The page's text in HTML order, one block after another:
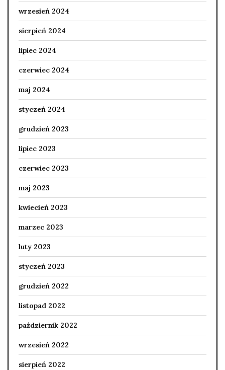
wrzesień 2024
sierpień 2024
lipiec 2024
czerwiec 2024
maj 2024
styczeń 2024
grudzień 2023
lipiec 2023
czerwiec 2023
maj 2023
kwiecień 2023
marzec 2023
luty 2023
styczeń 2023
grudzień 2022
listopad 2022
październik 2022
wrzesień 2022
sierpień 2022